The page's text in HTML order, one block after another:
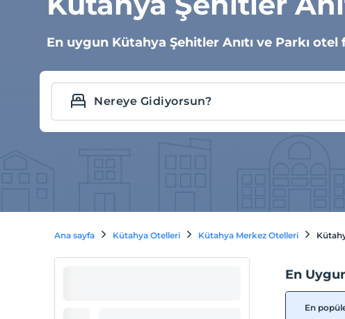
En uygun Kütahya Şehitler Anıtı ve Parkı otel
Ana sayfa Kütahya Otelleri Kütahya Merkez Otelleri
En
En